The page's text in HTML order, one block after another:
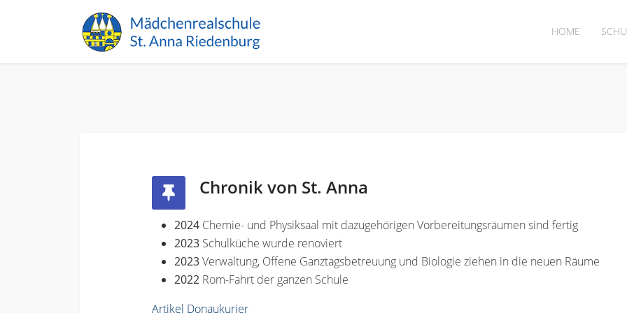
HOME
Chronik von St. Anna
2024 Chemie- und Physiksaal mit dazugehörigen Vorbereitungsräumen sind fertig
2023 Schulküche wurde renoviert
2023Verwaltung, Offene Ganztagsbetreuung und Biologie ziehen in die neuen Räume
2022 Rom-Fahrt der ganzen Schule
Artikel Donaukurier